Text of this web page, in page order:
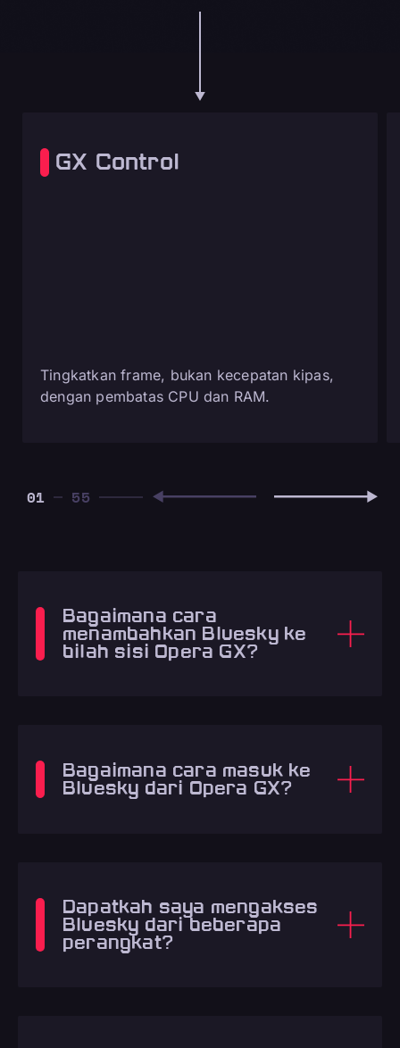
GX Control
Tingkatkan frame, bukan kecepatan kipas,
dengan pembatas CPU dan RAM.
01
Bagaimana cara
menambahkan Bluesky ke
bilah sisi Opera GX?
Bagaimana cara masuk ke
Bluesky dari Opera GX?
Dapatkah saya mengakses
Bluesky dari beberapa
perangkat?